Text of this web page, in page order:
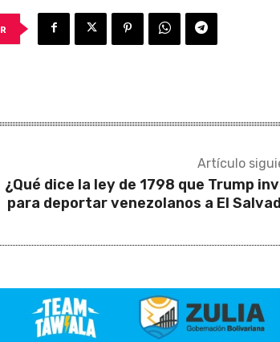
Artículo
¿Qué dice la ley de 1798 que Trump
para deportar venezolanos a El